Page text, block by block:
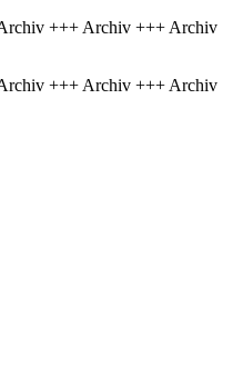
+++ Archiv +++ Archiv
+++ Archiv +++ Archiv